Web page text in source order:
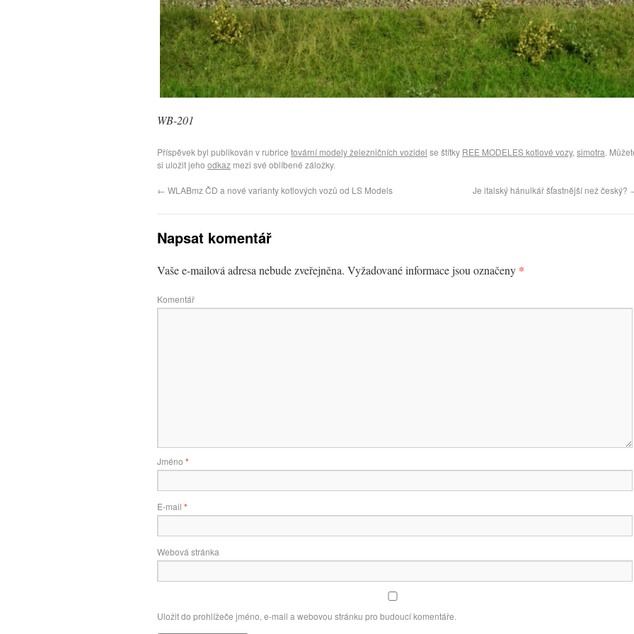
WB-201
Příspěvek byl publikován v rubrice tovární modely železničních vozidel se štítky REE MODELES kotlové vozy, simotra.
si uložit jeho odkaz mezi své oblíbené záložky.
← WLABmz ČD a nové varianty kotlových vozů od LS Models Je italský hánulkář šťastnější než český?
Napsat komentář
Vaše e-mailová adresa nebude zveřejněna. Vyžadované informace jsou označeny *
Komentář
Jméno *
E-mail *
Webová stránka
Uložit do prohlížeče jméno, e-mail a webovou stránku pro budoucí komentáře.